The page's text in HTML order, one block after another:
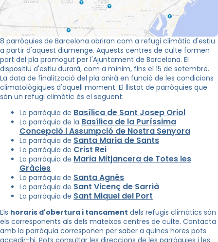
8 parròquies de Barcelona obriran com a refugi climàtic d'estiu
a partir d'aquest diumenge. Aquests centres de culte formen
part del pla promogut per l'Ajuntament de Barcelona. El
dispositiu d'estiu durarà, com a mínim, fins el 15 de setembre.
La data de finalització del pla anirà en funció de les condicions
climatològiques d'aquell moment. El llistat de parròquies que
són un refugi climàtic és el següent:
La parròquia de Basílica de Sant Josep Oriol
La parròquia de la Basílica de la Puríssima
Concepció i Assumpció de Nostra Senyora
La parròquia de Santa Maria de Sants
La parròquia de Crist Rei
La parròquia de Maria Mitjancera de Totes les
Gràcies
La parròquia de Santa Agnès
La parròquia de Sant Vicenç de Sarrià
La parròquia de Sant Miquel del Port
Els horaris d'obertura i tancament dels refugis climàtics són
els corresponents als dels mateixos centres de culte. Contacta
amb la parròquia corresponen per saber a quines hores pots
accedir-hi. Pots consultar les direccions de les parròquies i les